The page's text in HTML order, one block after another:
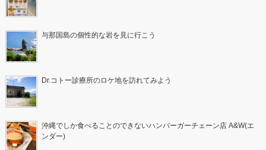
与那国島の個性的な岩を見に行こう
Dr.コトー診療所のロケ地を訪れてみよう
沖縄でしか食べることのできないハンバーガーチェーン店 A&W(エ
ンダー)